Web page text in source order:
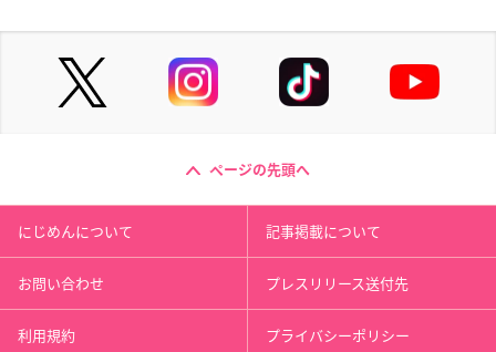
ページの先頭へ
にじめんについて 記事掲載について
お問い合わせ プレスリリース送付先
利用規約 プライバシーポリシー